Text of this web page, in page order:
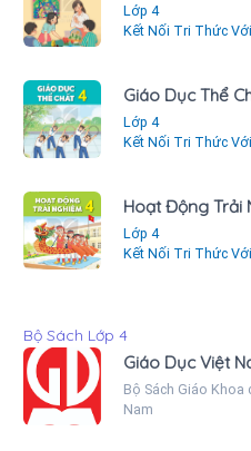
Lớp 4
Kết Nối Tri Thức
Giáo Dục Thể
Lớp 4
Kết Nối Tri Thức
Hoạt Động Trải
Lớp 4
Kết Nối Tri Thức
Bộ Sách Lớp 4
Giáo Dục Việt
Bộ Sách Giáo Khoa
Nam